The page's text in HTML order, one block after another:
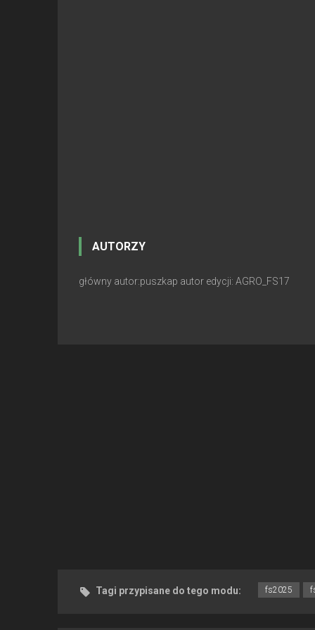
AUTORZY
główny autor:puszkap autor edycji: AGRO_FS17
Tagi przypisane do tego modu: fs2025